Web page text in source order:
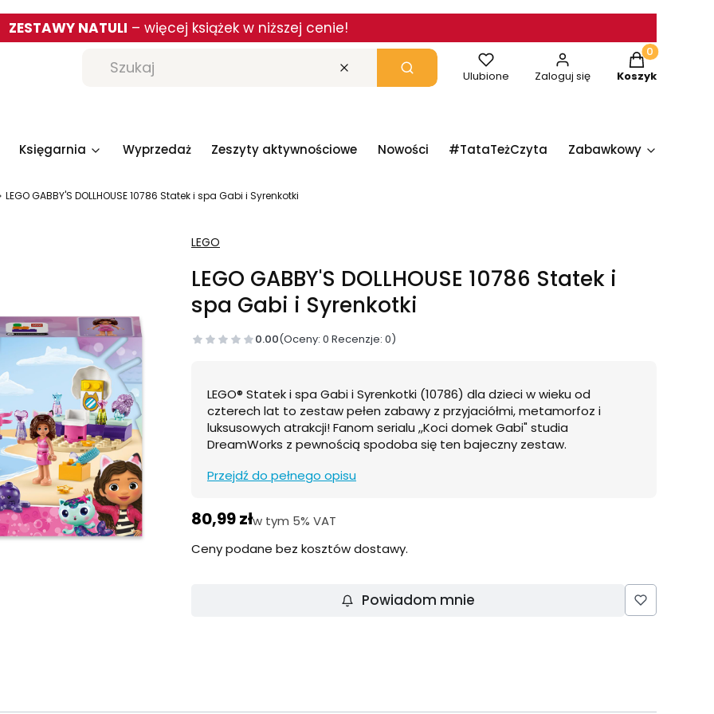
ZESTAWY NATULI – więcej książek w niższej cenie!
Wyczyść Szukaj Ulubione Zaloguj się
Produkty w
Koszyk
Księgarnia Wyprzedaż Zeszyty aktywnościowe Nowości #TataTeżCzyta Zabawkowy
LEGO GABBY'S DOLLHOUSE 10786 Statek i spa Gabi i Syrenkotki
LEGO
LEGO GABBY'S DOLLHOUSE 10786 Statek i
spa Gabi i Syrenkotki
0.00(Oceny: 0 Recenzje: 0)
LEGO® Statek i spa Gabi i Syrenkotki (10786) dla dzieci w wieku od
czterech lat to zestaw pełen zabawy z przyjaciółmi, metamorfoz i
luksusowych atrakcji! Fanom serialu ,,Koci domek Gabi" studia
DreamWorks z pewnością spodoba się ten bajeczny zestaw.
Przejdź do pełnego opisu
Cena
80,99 złw tym 5% VAT
w tym 5% VAT
Ceny podane bez kosztów dostawy.
Powiadom mnie